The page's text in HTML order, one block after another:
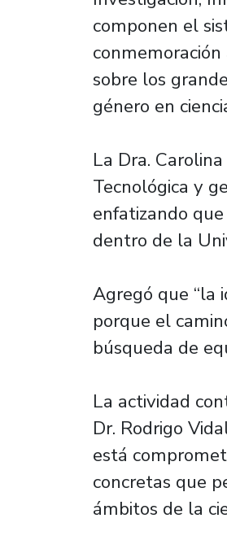
componen el
sobre los
género en
La Dra.
Tecnológica y
enfatizando
dentro de la
Agregó que “la
porque el
búsqueda de
La actividad
Dr. Rodrigo
está
concretas que
ámbitos de la